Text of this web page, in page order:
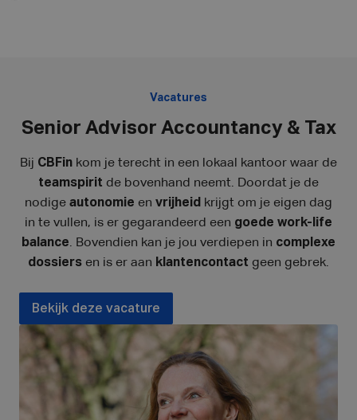
Vacatures
Senior Advisor Accountancy & Tax
Bij CBFin kom je terecht in een lokaal kantoor waar de
teamspirit de bovenhand neemt. Doordat je de
nodige autonomie en vrijheid krijgt om je eigen dag
in te vullen, is er gegarandeerd een goede work-life
balance. Bovendien kan je jou verdiepen in complexe
dossiers en is er aan klantencontact geen gebrek.
Bekijk deze vacature